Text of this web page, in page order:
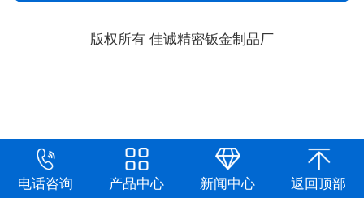
版权所有 佳诚精密钣金制品厂
电话咨询 产品中心 新闻中心 返回顶部